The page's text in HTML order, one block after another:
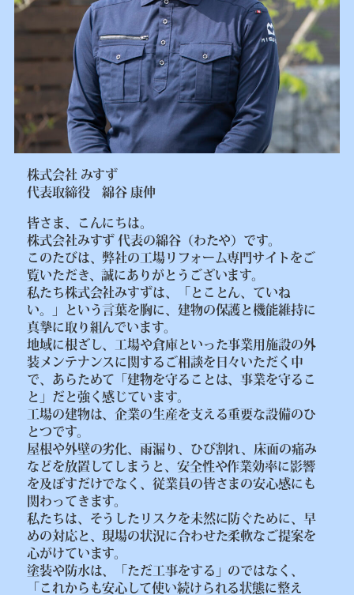
株式会社 みすず
代表取締役 綿谷 康伸
皆さま、こんにちは。
株式会社みすず 代表の綿谷（わたや）です。
このたびは、弊社の工場リフォーム専門サイトをご
覧いただき、誠にありがとうございます。
私たち株式会社みすずは、「とことん、ていね
い。」という言葉を胸に、建物の保護と機能維持に
真摯に取り組んでいます。
地域に根ざし、工場や倉庫といった事業用施設の外
装メンテナンスに関するご相談を日々いただく中
で、あらためて「建物を守ることは、事業を守るこ
と」だと強く感じています。
工場の建物は、企業の生産を支える重要な設備のひ
とつです。
屋根や外壁の劣化、雨漏り、ひび割れ、床面の痛み
などを放置してしまうと、安全性や作業効率に影響
を及ぼすだけでなく、従業員の皆さまの安心感にも
関わってきます。
私たちは、そうしたリスクを未然に防ぐために、早
めの対応と、現場の状況に合わせた柔軟なご提案を
心がけています。
塗装や防水は、「ただ工事をする」のではなく、
「これからも安心して使い続けられる状態に整え